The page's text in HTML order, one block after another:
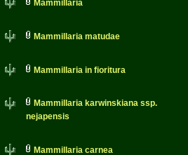
Mammillaria
Mammillaria matudae
Mammillaria in fioritura
Mammillaria karwinskiana ssp.
nejapensis
Mammillaria carnea